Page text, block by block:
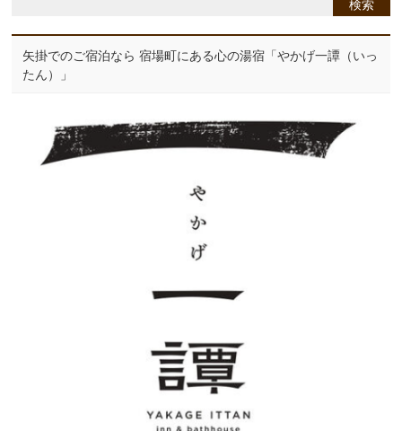
矢掛でのご宿泊なら 宿場町にある心の湯宿「やかげ一譚（いっ
たん）」